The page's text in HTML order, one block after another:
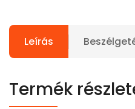
Leírás
Termék